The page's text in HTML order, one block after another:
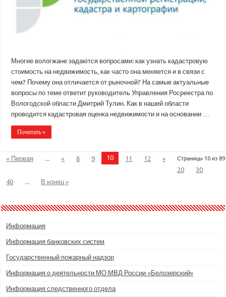
Многие вологжане задаются вопросами: как узнать кадастровую
стоимость на недвижимость, как часто она меняется и в связи с
чем? Почему она отличается от рыночной? На самые актуальные
вопросы по теме ответит руководитель Управления Росреестра по
Вологодской области Дмитрий Тулин. Как в нашей области
проводится кадастровая оценка недвижимости и на основании …
Почитать »
Страницы 10 из 89
« Первая ... « 8 9 10 11 12
»
20
30
40
... В конец »
Информация
Информация банковских систем
Государственный пожарный надзор
Информация о деятельности МО МВД России «Белозерский»
Информация следственного отдела